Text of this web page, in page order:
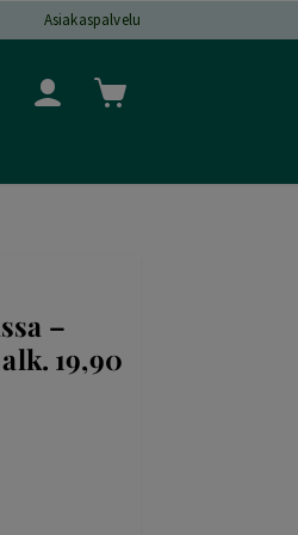
Asiakaspalvelu
–
19,90